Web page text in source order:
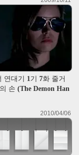
연대기 1기 7화 줄거
손 (The Demon Han
2010/04/06